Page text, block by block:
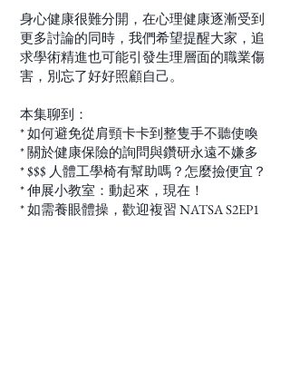
身心健康很難分開，在心理健康逐漸受到
更多討論的同時，我們希望提醒大家，追
求學術精進也可能引發生理層面的職業傷
害，別忘了好好照顧自己。
本集聊到：
* 如何避免從肩頸卡卡到整隻手不聽使喚
* 關於健康保險的詢問與鑽研永遠不嫌多
* $$$ 人體工學椅有幫助嗎？怎麼撿便宜？
* 伸展小教室：動起來，現在！
* 如需養眼體操，歡迎複習 NATSA S2EP1